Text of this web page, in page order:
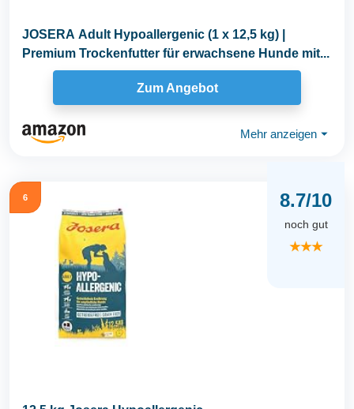
JOSERA Adult Hypoallergenic (1 x 12,5 kg) |
Premium Trockenfutter für erwachsene Hunde mit...
Zum Angebot
Mehr anzeigen ⏷
6 8.7/10
noch gut
★★★